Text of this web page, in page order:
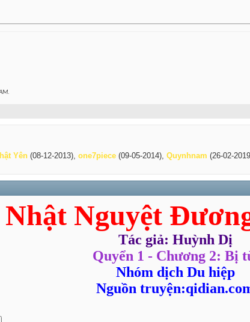
.
Yên (08-12-2013), one7piece (09-05-2014), Quynhnam (26-02-
Nhật Nguyệt
Tác giả: Huỳnh Dị
Quyển 1 - Chương 2: Bị
Nhóm dịch Du hiệp
Nguồn